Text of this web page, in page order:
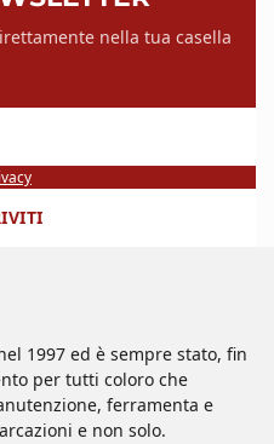
nella tua casella
1997 ed è sempre stato, fin
per tutti coloro che
ferramenta e
e non solo.